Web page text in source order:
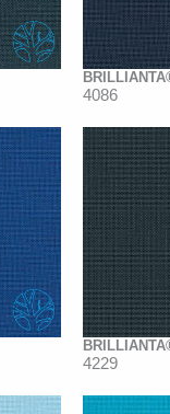
4086
4229